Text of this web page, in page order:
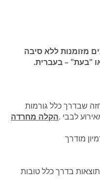
מזומנות ללא סיבה
"בעת" – בעברית.
שבדרך כלל גורמות
לבבי .הקלה מחרדה
מודרך
בדרך כלל טובות